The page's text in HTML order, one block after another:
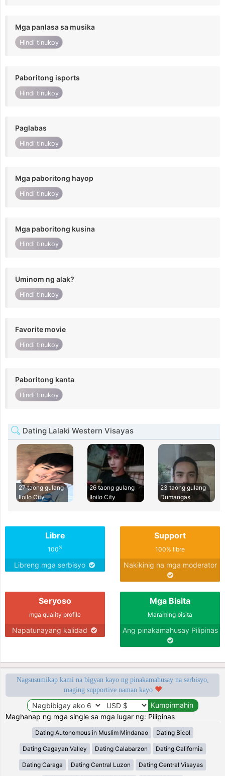
Mga panlasa sa musika
Hindi tinukoy
Paboritong isports
Hindi tinukoy
Paglabas
Hindi tinukoy
Mga paboritong hayop
Hindi tinukoy
Mga paboritong kusina
Hindi tinukoy
Uminom ng alak?
Hindi tinukoy
Favorite movie
Hindi tinukoy
Paboritong kanta
Hindi tinukoy
Dating Lalaki Western Visayas
27 taong gulang
Iloilo City
26 taong gulang
Iloilo City
23 taong gulang
Dumangas
Libre
100%
Libreng mga serbisyo
Support
100% libre
Nakikinig na mga moderator
Seryoso
mga quality profile
Napatunayang kalidad
Mga Bisita
Maraming bisita
Ang pinakamahusay Pilipinas
Nagsusumikap kami na bigyan kayo ng pinakamahusay na serbisyo,
maging supportive naman kayo
Maghanap ng mga single sa mga lugar ng: Pilipinas
Dating Autonomous in Muslim Mindanao Dating Bicol
Dating Cagayan Valley Dating Calabarzon Dating California
Dating Caraga Dating Central Luzon Dating Central Visayas